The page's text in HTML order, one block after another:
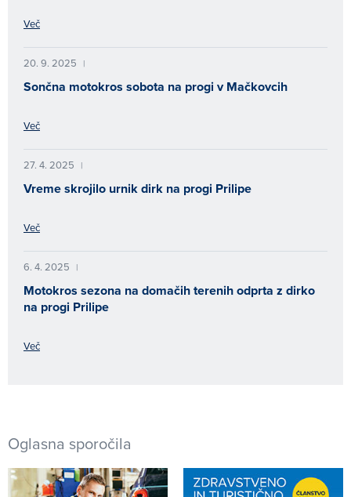
Več
20. 9. 2025 |
Sončna motokros sobota na progi v Mačkovcih
Več
27. 4. 2025 |
Vreme skrojilo urnik dirk na progi Prilipe
Več
6. 4. 2025 |
Motokros sezona na domačih terenih odprta z dirko
na progi Prilipe
Več
Oglasna sporočila